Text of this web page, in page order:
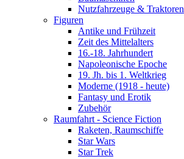
Nutzfahrzeuge & Traktoren
Figuren
Antike und Frühzeit
Zeit des Mittelalters
16.-18. Jahrhundert
Napoleonische Epoche
19. Jh. bis 1. Weltkrieg
Moderne (1918 - heute)
Fantasy und Erotik
Zubehör
Raumfahrt - Science Fiction
Raketen, Raumschiffe
Star Wars
Star Trek